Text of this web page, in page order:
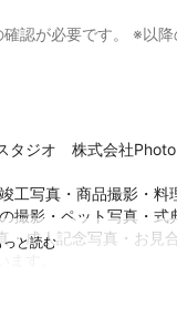
認が必要です。 ※以
タジオ　株式会社
工写真・商品撮影・料
撮影・ペット写真・式
成人記念写真・お見